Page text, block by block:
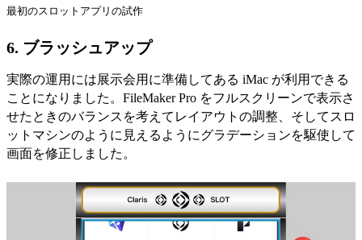
最初のスロットアプリの試作
6. ブラッシュアップ
実際の運用には展示会用に準備してある iMac が利用できる
ことになりました。FileMaker Pro をフルスクリーンで表示さ
せたときのバランスを考えてレイアウトの調整、そしてスロ
ットマシンのように見えるようにグラデーションを駆使して
画面を修正しました。